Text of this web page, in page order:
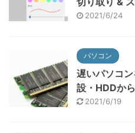
2021/6/24
パソコン
遅いパソコ
設・HDDか
2021/6/19